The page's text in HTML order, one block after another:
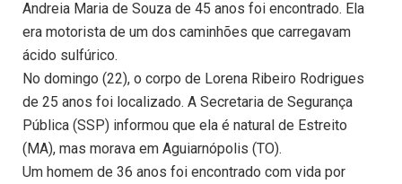
Andreia Maria de Souza de 45 anos foi encontrado. Ela
era motorista de um dos caminhões que carregavam
ácido sulfúrico.
No domingo (22), o corpo de Lorena Ribeiro Rodrigues
de 25 anos foi localizado. A Secretaria de Segurança
Pública (SSP) informou que ela é natural de Estreito
(MA), mas morava em Aguiarnópolis (TO).
Um homem de 36 anos foi encontrado com vida por